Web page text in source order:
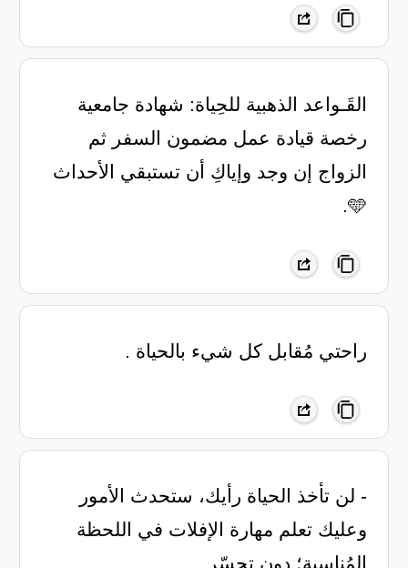
القَـواعد الذهبية للحِياة: شهادة جامعية
رخصة قيادة عمل مضمون السفر ثم
الزواج إن وجد وإياكِ أن تستبقي الأحداث
🩵.
‏راحتي مُقابل ‏كل شيء بالحياة .
- ‏لن تأخذ الحياة رأيك، ستحدث الأمور
وعليك تعلم مهارة الإفلات في اللحظة
المُناسبة؛ دون تحسّر.